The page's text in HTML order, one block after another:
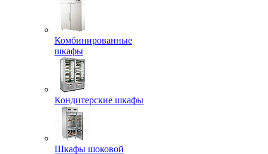
Комбинированные
шкафы
Кондитерские шкафы
Шкафы шоковой